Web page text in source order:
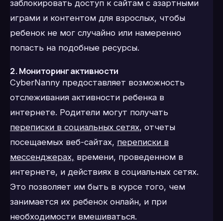
заблокировать доступ к сайтам с азартными
играми и контентом для взрослых, чтобы
ребенок не мог случайно или намеренно
попасть на подобные ресурсы.
2. Мониторинг активности
CyberNanny предоставляет возможность
отслеживания активности ребенка в
интернете. Родители могут получать
переписки в социальных сетях, отчеты
посещаемых веб-сайтах, переписки в
мессенджерах, времени, проведенном в
интернете, и действиях в социальных сетях.
Это позволяет им быть в курсе того, чем
занимается их ребенок онлайн, и при
необходимости вмешиваться.